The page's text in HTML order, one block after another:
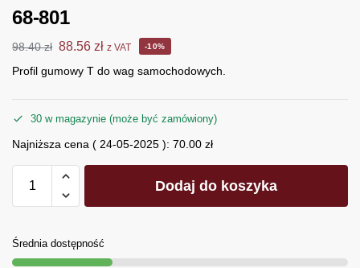
68-801
98.40zł 88.56 zł z VAT -10%
Profil gumowy T do wag samochodowych.
30 w magazynie (może być zamówiony)
Najniższa cena ( 24-05-2025 ): 70.00 zł
Dodaj do koszyka
Średnia dostępność